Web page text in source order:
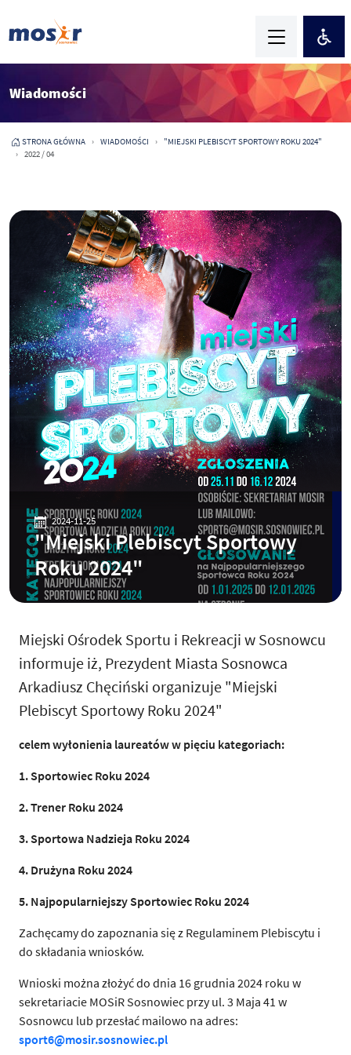
Wiadomości
STRONA GŁÓWNA WIADOMOŚCI
"MIEJSKI PLEBISCYT SPORTOWY ROKU 2024"
2022 / 04
2024-11-25
"Miejski Plebiscyt Sportowy
Roku 2024"
Miejski Ośrodek Sportu i Rekreacji w Sosnowcu
informuje iż, Prezydent Miasta Sosnowca
Arkadiusz Chęciński organizuje "Miejski
Plebiscyt Sportowy Roku 2024"
celem wyłonienia laureatów w pięciu kategoriach:
1. Sportowiec Roku 2024
2. Trener Roku 2024
3. Sportowa Nadzieja Roku 2024
4. Drużyna Roku 2024
5. Najpopularniejszy Sportowiec Roku 2024
Zachęcamy do zapoznania się z Regulaminem Plebiscytu i
do składania wniosków.
Wnioski można złożyć do dnia 16 grudnia 2024 roku w
sekretariacie MOSiR Sosnowiec przy ul. 3 Maja 41 w
Sosnowcu lub przesłać mailowo na adres:
sport6@mosir.sosnowiec.pl